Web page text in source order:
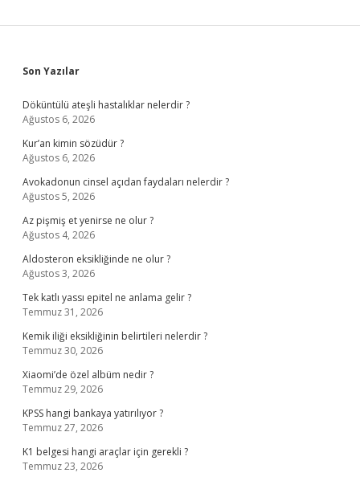
Sidebar
Son Yazılar
Döküntülü ateşli hastalıklar nelerdir ?
Ağustos 6, 2026
Kur’an kimin sözüdür ?
Ağustos 6, 2026
Avokadonun cinsel açıdan faydaları nelerdir ?
Ağustos 5, 2026
Az pişmiş et yenirse ne olur ?
Ağustos 4, 2026
Aldosteron eksikliğinde ne olur ?
Ağustos 3, 2026
Tek katlı yassı epitel ne anlama gelir ?
Temmuz 31, 2026
Kemik iliği eksikliğinin belirtileri nelerdir ?
Temmuz 30, 2026
Xiaomi’de özel albüm nedir ?
Temmuz 29, 2026
KPSS hangi bankaya yatırılıyor ?
Temmuz 27, 2026
K1 belgesi hangi araçlar için gerekli ?
Temmuz 23, 2026